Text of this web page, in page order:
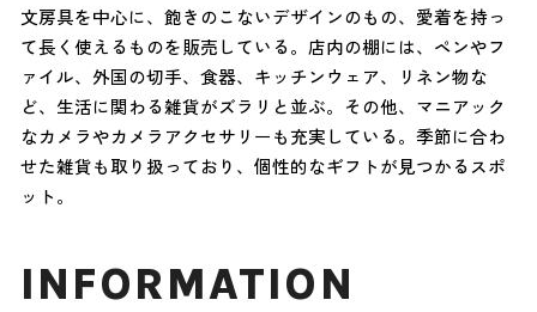
文房具を中心に、飽きのこないデザインのもの、愛着を持っ
て長く使えるものを販売している。店内の棚には、ペンやフ
ァイル、外国の切手、食器、キッチンウェア、リネン物な
ど、生活に関わる雑貨がズラリと並ぶ。その他、マニアック
なカメラやカメラアクセサリーも充実している。季節に合わ
せた雑貨も取り扱っており、個性的なギフトが見つかるスポ
ット。
INFORMATION